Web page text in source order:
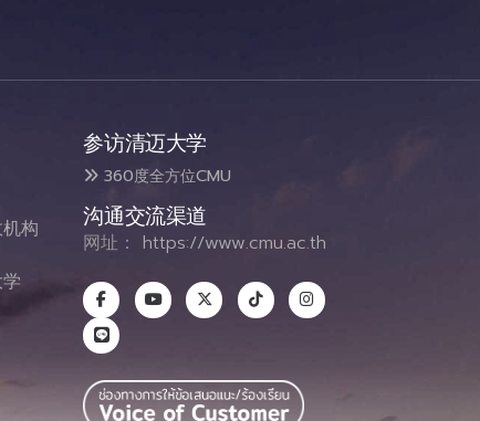
构
参访清迈大学
360度全方位CMU
沟通交流渠道
网址： https://www.cmu.ac.th